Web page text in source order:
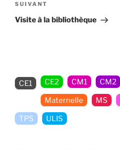
Article
suivant
SUIVANT
Visite à la bibliothèque
CE1 CE2 CM1 CM2
Maternelle MS
TPS ULIS